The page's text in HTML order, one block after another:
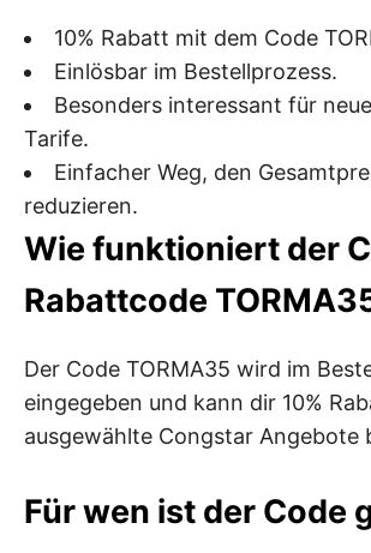
10% Rabatt mit dem Code
Einlösbar im Bestellprozess.
Besonders interessant für
Tarife.
Einfacher Weg, den
reduzieren.
Wie funktioniert der
Rabattcode
Der Code TORMA35 wird im
eingegeben und kann dir 10%
ausgewählte Congstar Angebote
Für wen ist der Code